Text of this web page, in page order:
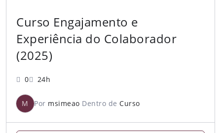
Curso Engajamento e
Experiência do Colaborador
(2025)
0 24h
M Por msimeao Dentro de Curso